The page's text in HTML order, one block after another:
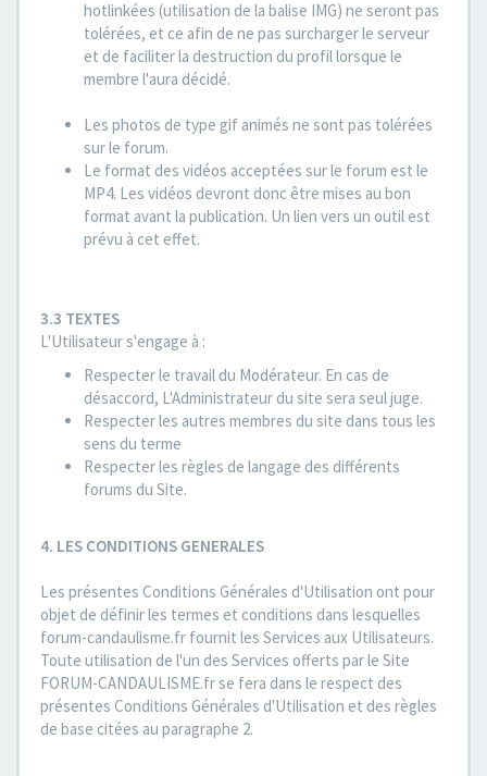
hotlinkées (utilisation de la balise IMG) ne seront pas
tolérées, et ce afin de ne pas surcharger le serveur
et de faciliter la destruction du profil lorsque le
membre l'aura décidé.
Les photos de type gif animés ne sont pas tolérées
sur le forum.
Le format des vidéos acceptées sur le forum est le
MP4. Les vidéos devront donc être mises au bon
format avant la publication. Un lien vers un outil est
prévu à cet effet.
3.3 TEXTES
L'Utilisateur s'engage à :
Respecter le travail du Modérateur. En cas de
désaccord, L'Administrateur du site sera seul juge.
Respecter les autres membres du site dans tous les
sens du terme
Respecter les règles de langage des différents
forums du Site.
4. LES CONDITIONS GENERALES
Les présentes Conditions Générales d'Utilisation ont pour
objet de définir les termes et conditions dans lesquelles
forum-candaulisme.fr fournit les Services aux Utilisateurs.
Toute utilisation de l'un des Services offerts par le Site
FORUM-CANDAULISME.fr se fera dans le respect des
présentes Conditions Générales d'Utilisation et des règles
de base citées au paragraphe 2.